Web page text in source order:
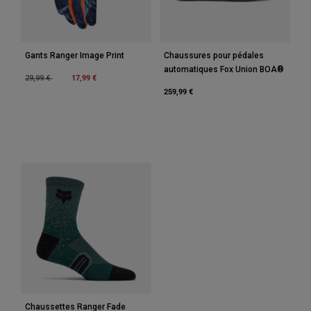
Gants Ranger Image Print
Price reduced from
29,99 €to 17,99 €
Chaussures pour pédales
automatiques Fox Union BOA®
259,99 €
Chaussettes Ranger Fade